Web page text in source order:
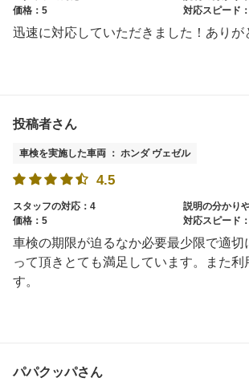
価格：5
対応スピード
迅速に対応していただきました！ありが
投稿者さん
車検を実施した車両 ： ホンダ ヴェゼル
4.5
スタッフの対応：4
説明の分かり
価格：5
対応スピード
車検の期限が迫るなか必要最少限で適切
って頂きとても満足しています。また利
す。
パパクッパさん